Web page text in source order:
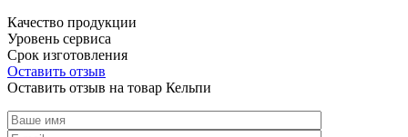
Качество продукции
Уровень сервиса
Срок изготовления
Оставить отзыв
Оставить отзыв на товар Кельпи